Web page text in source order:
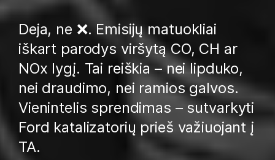
Deja, ne ❌. Emisijų matuokliai
iškart parodys viršytą CO, CH ar
NOx lygį. Tai reiškia – nei lipduko,
nei draudimo, nei ramios galvos.
Vienintelis sprendimas – sutvarkyti
Ford katalizatorių prieš važiuojant į
TA.